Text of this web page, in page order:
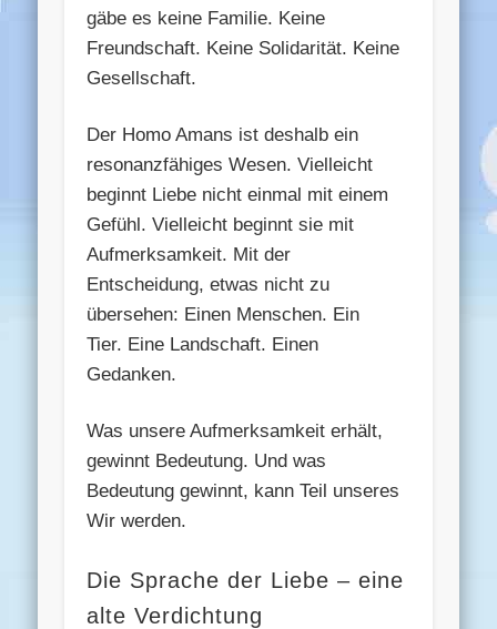
gäbe es keine Familie. Keine
Freundschaft. Keine Solidarität. Keine
Gesellschaft.
Der Homo Amans ist deshalb ein
resonanzfähiges Wesen. Vielleicht
beginnt Liebe nicht einmal mit einem
Gefühl. Vielleicht beginnt sie mit
Aufmerksamkeit. Mit der
Entscheidung, etwas nicht zu
übersehen: Einen Menschen. Ein
Tier. Eine Landschaft. Einen
Gedanken.
Was unsere Aufmerksamkeit erhält,
gewinnt Bedeutung. Und was
Bedeutung gewinnt, kann Teil unseres
Wir werden.
Die Sprache der Liebe – eine
alte Verdichtung